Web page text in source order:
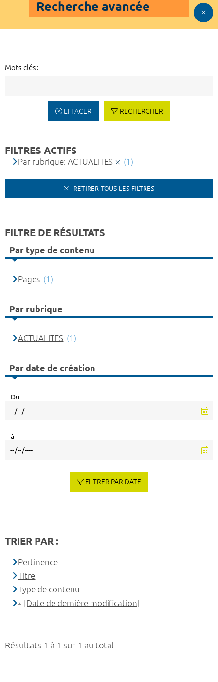
Recherche avancée
Mots-clés :
EFFACER RECHERCHER
Résultats 1 à 1 sur 1 au total
FILTRES ACTIFS
Par rubrique: ACTUALITES (1)
RETIRER TOUS LES FILTRES
FILTRE DE RÉSULTATS
Par type de contenu
Pages (1)
Par rubrique
ACTUALITES (1)
Par date de création
Du
à
FILTRER PAR DATE
TRIER PAR :
Pertinence
Titre
Type de contenu
[Date de dernière modification]